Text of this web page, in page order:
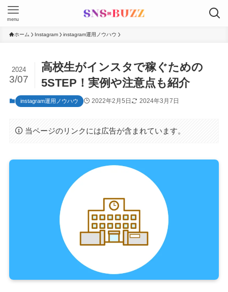
menu
ホーム Instagram instagram運用ノウハウ
高校生がインスタで稼ぐための
5STEP！実例や注意点も紹介
2024
3/07
instagram運用ノウハウ 2022年2月5日 2024年3月7日
当ページのリンクには広告が含まれています。